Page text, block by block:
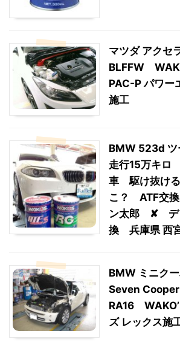
マツダ アクセ
BLFFW
PAC-P パワー
施工
BMW 523d ツ
走行15万キロ
車 駆け抜け
こ？ ATF交
ン太郎 ✘ デ
換 兵庫県 西
BMW ミニク
Seven
RA16
ズ レックス施